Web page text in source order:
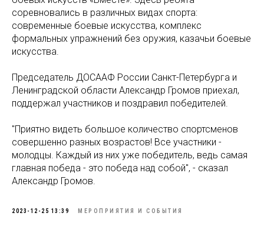
соревновались в различных видах спорта:
современные боевые искусства, комплекс
формальных упражнений без оружия, казачьи боевые
искусства.
Председатель ДОСААФ России Санкт-Петербурга и
Ленинградской области Александр Громов приехал,
поддержал участников и поздравил победителей.
"Приятно видеть большое количество спортсменов
совершенно разных возрастов! Все участники -
молодцы. Каждый из них уже победитель, ведь самая
главная победа - это победа над собой", - сказал
Александр Громов.
2023-12-25 13:39 МЕРОПРИЯТИЯ И СОБЫТИЯ